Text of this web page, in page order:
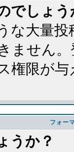
でしょう
な大量
ません
権限が
フォー
うか？